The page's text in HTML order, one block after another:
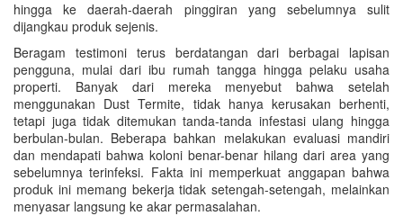
hingga ke daerah-daerah pinggiran yang sebelumnya sulit
dijangkau produk sejenis.
Beragam testimoni terus berdatangan dari berbagai lapisan
pengguna, mulai dari ibu rumah tangga hingga pelaku usaha
properti. Banyak dari mereka menyebut bahwa setelah
menggunakan Dust Termite, tidak hanya kerusakan berhenti,
tetapi juga tidak ditemukan tanda-tanda infestasi ulang hingga
berbulan-bulan. Beberapa bahkan melakukan evaluasi mandiri
dan mendapati bahwa koloni benar-benar hilang dari area yang
sebelumnya terinfeksi. Fakta ini memperkuat anggapan bahwa
produk ini memang bekerja tidak setengah-setengah, melainkan
menyasar langsung ke akar permasalahan.